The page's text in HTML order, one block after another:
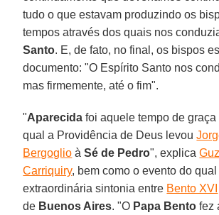
tudo o que estavam produzindo os
tempos através dos quais nos
Santo. E, de fato, no final, os bispos
documento: "O Espírito Santo nos
mas firmemente, até o fim".
"Aparecida foi aquele tempo de graça
qual a Providência de Deus levou
Bergoglio àSé de Pedro", explica
Carriquiry, bem como o evento do
extraordinária sintonia entre Bento XVI
de Buenos Aires. "O Papa Bento fez